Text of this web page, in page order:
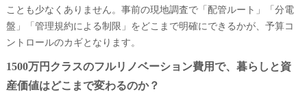
ことも少なくありません。事前の現地調査で「配管ルート」「分電
盤」「管理規約による制限」をどこまで明確にできるかが、予算コ
ントロールのカギとなります。
1500万円クラスのフルリノベーション費用で、暮らしと資
産価値はどこまで変わるのか？